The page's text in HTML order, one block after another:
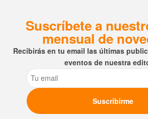
Suscríbete a
mensual de
Recibirás en tu email las últimas
eventos de nuestra
Email